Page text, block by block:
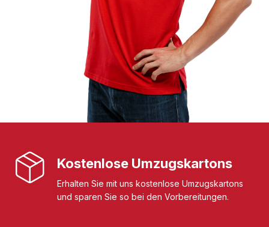
Kostenlose Umzugskartons
Erhalten Sie mit uns kostenlose Umzugskartons
und sparen Sie so bei den Vorbereitungen.